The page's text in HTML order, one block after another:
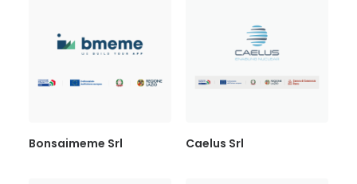
Bonsaimeme Srl Caelus Srl